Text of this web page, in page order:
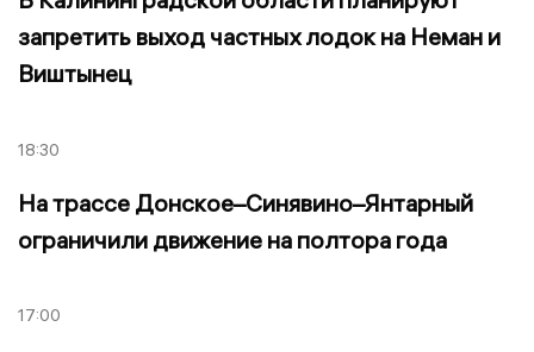
запретить выход частных лодок на Неман и
Виштынец
18:30
На трассе Донское–Синявино–Янтарный
ограничили движение на полтора года
17:00